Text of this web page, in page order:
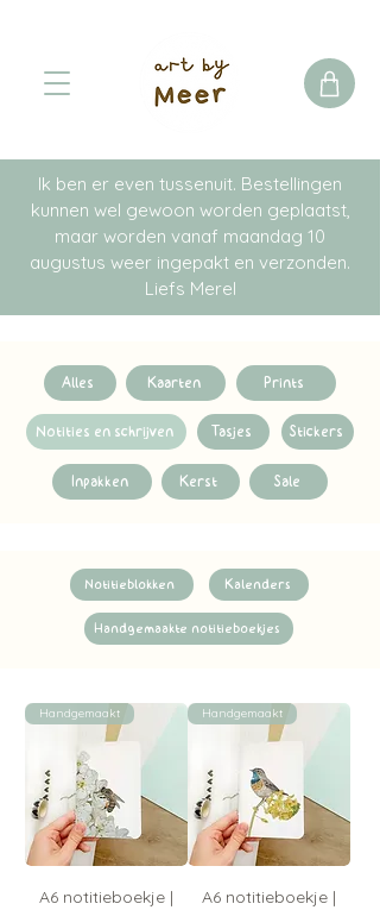
Ik ben er even tussenuit. Bestellingen
kunnen wel gewoon worden geplaatst,
maar worden vanaf maandag 10
augustus weer ingepakt en verzonden.
Liefs Merel
Alles Kaarten Prints
Notities en schrijven Tasjes Stickers
Inpakken Kerst Sale
Notitieblokken Kalenders
Handgemaakte notitieboekjes
Handgemaakt
A6 notitieboekje |
Handgemaakt
A6 notitieboekje |